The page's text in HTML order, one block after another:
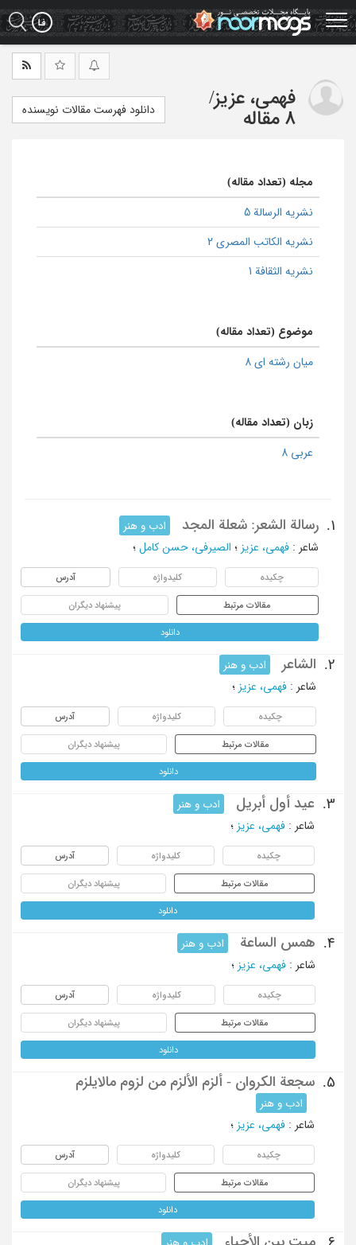
Skip
to
main
فهمی، عزیز/
8 مقاله
دانلود فهرست مقالات نویسنده
مجله (تعداد مقاله)
نشریه الرسالة 5
نشریه الکاتب المصری 2
نشریه الثقافة 1
موضوع (تعداد مقاله)
میان رشته ای 8
زبان (تعداد مقاله)
عربی 8
1. رسالة الشعر: شعلة المجد
ادب و هنر
شاعر : فهمی، عزیز ؛ الصیرفی، حسن کامل ؛
چکیده کلیدواژه آدرس
مقالات مرتبط پیشنهاد دیگران
دانلود
2. الشاعر
ادب و هنر
شاعر : فهمی، عزیز ؛
چکیده کلیدواژه آدرس
مقالات مرتبط پیشنهاد دیگران
دانلود
3. عید أول أبریل
ادب و هنر
شاعر : فهمی، عزیز ؛
چکیده کلیدواژه آدرس
مقالات مرتبط پیشنهاد دیگران
دانلود
4. همس الساعة
ادب و هنر
شاعر : فهمی، عزیز ؛
چکیده کلیدواژه آدرس
مقالات مرتبط پیشنهاد دیگران
دانلود
5. سجعة الکروان - ألزم الألزم من لزوم مالایلزم
ادب و هنر
شاعر : فهمی، عزیز ؛
چکیده کلیدواژه آدرس
مقالات مرتبط پیشنهاد دیگران
دانلود
6. میت بین الأحیاء
ادب و هنر